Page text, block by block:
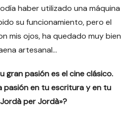
haber utilizado una máquina
su funcionamiento, pero el
mis ojos, ha quedado muy bien
artesanal…
gran pasión es el cine clásico.
pasión en tu escritura y en tu
per Jordà»?